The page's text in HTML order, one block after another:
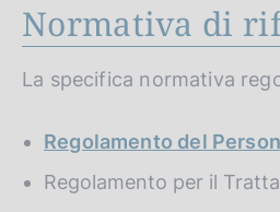
Normativa di
La specifica normativa
Regolamento del
Regolamento per il